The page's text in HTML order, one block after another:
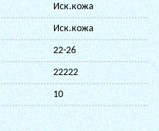
Иск.кожа
Иск.кожа
22-26
22222
10